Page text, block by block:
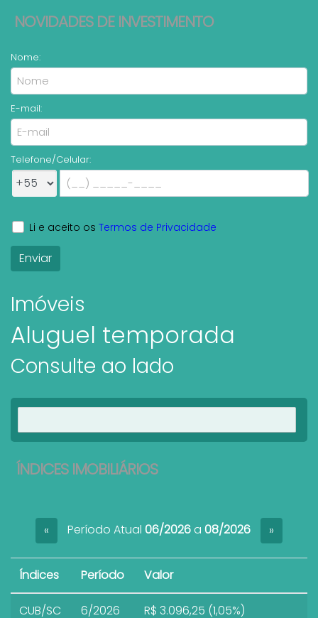
NOVIDADES DE INVESTIMENTO
Nome:
E-mail:
Telefone/Celular:
Li e aceito os Termos de Privacidade
Imóveis
Aluguel temporada
Consulte ao lado
ÍNDICES IMOBILIÁRIOS
« Período Atual 06/2026a 08/2026 »
Índices Período Valor
CUB/SC 6/2026 R$ 3.096,25 (1,05%)